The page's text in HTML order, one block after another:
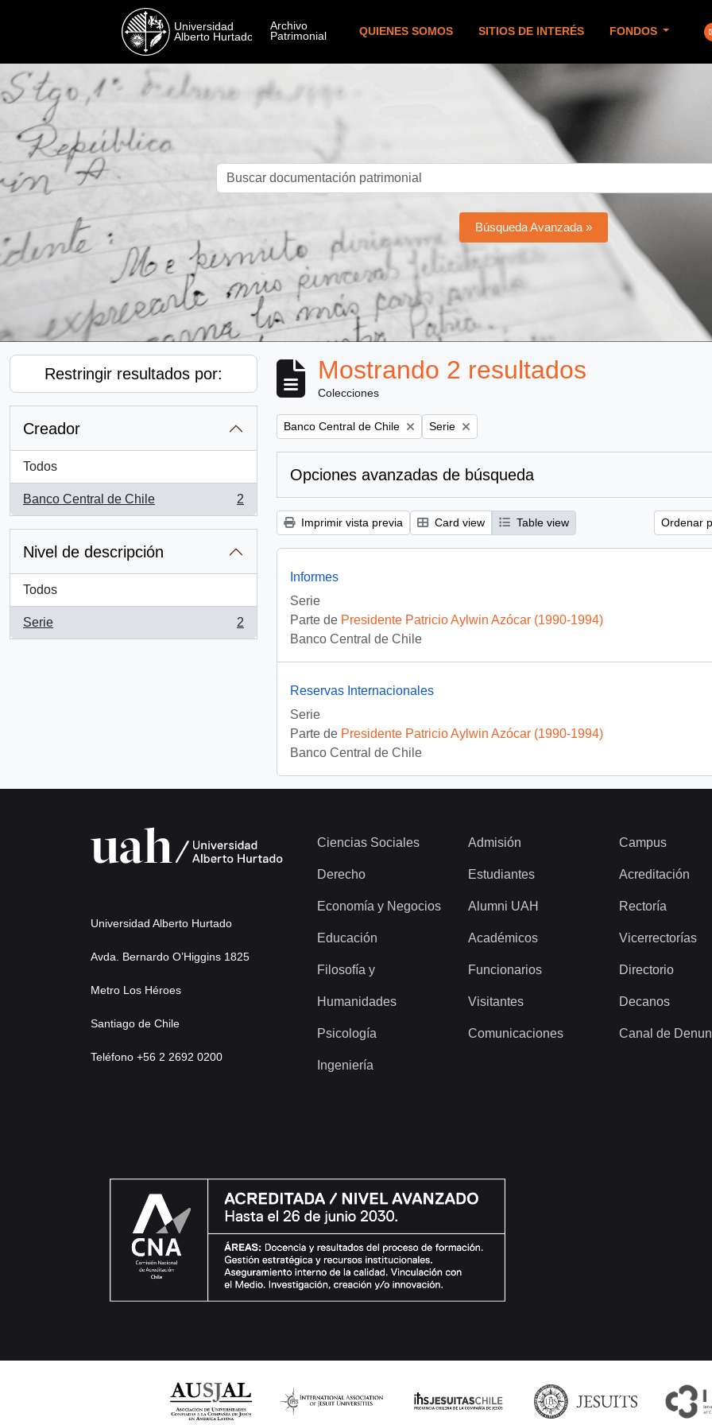
QUIENES SOMOS SITIOS DE INTERÉS FONDOS
Búsqueda Avanzada »
Restringir resultados por:
Creador
Todos
Banco Central de Chile
, 2 resultados
2
Nivel de descripción
Todos
Serie
, 2 resultados
2
Mostrando 2 resultados
Colecciones
Remove filter:
Banco Central de Chile Remove filter:
Serie
Opciones avanzadas de búsqueda
Imprimir vista previa Card view Table view Ordenar
Informes
Serie
Parte de Presidente Patricio Aylwin Azócar (1990-1994)
Banco Central de Chile
Reservas Internacionales
Serie
Parte de Presidente Patricio Aylwin Azócar (1990-1994)
Banco Central de Chile
Universidad Alberto Hurtado
Avda. Bernardo O’Higgins 1825
Metro Los Héroes
Santiago de Chile
Teléfono +56 2 2692 0200
Ciencias Sociales
Derecho
Economía y Negocios
Educación
Filosofía y
Humanidades
Psicología
Ingeniería
Admisión
Estudiantes
Alumni UAH
Académicos
Funcionarios
Visitantes
Comunicaciones
Campus
Acreditación
Rectoría
Vicerrectorías
Directorio
Decanos
Canal de